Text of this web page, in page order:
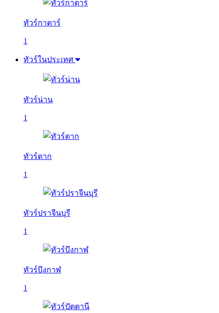
ทัวร์กาตาร์
1
ทัวร์ในประเทศ
ทัวร์น่าน
1
ทัวร์ตาก
1
ทัวร์ปราจีนบุรี
1
ทัวร์บึงกาฬ
1